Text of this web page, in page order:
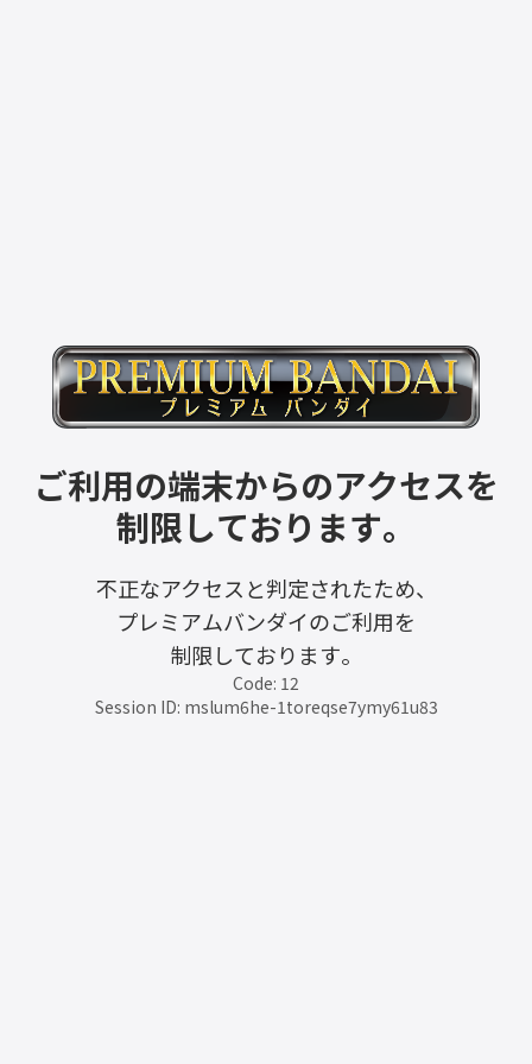
ご利用の端末からのアクセスを
制限しております。
不正なアクセスと判定されたため、
プレミアムバンダイのご利用を
制限しております。
Code: 12
Session ID: mslum6he-1toreqse7ymy61u83